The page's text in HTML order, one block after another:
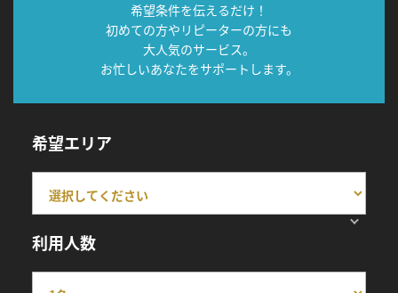
希望条件を伝えるだけ！
初めての方やリピーターの方にも
大人気のサービス。
お忙しいあなたをサポートします。
希望エリア
利用人数